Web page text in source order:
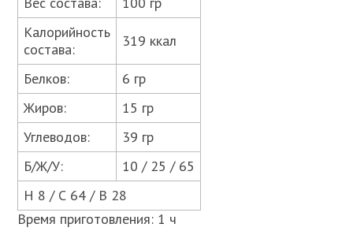
Калорийность
состава:
319 ккал
Белков:
6 гр
Жиров:
15 гр
Углеводов:
39 гр
Б/Ж/У:
10 / 25 / 65
Н 8 / С 64 / В 28
Время приготовления: 1 ч